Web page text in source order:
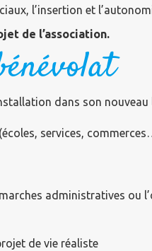
l’insertion et
de l’association.
dans son nouveau
services,
administratives ou
de vie réaliste